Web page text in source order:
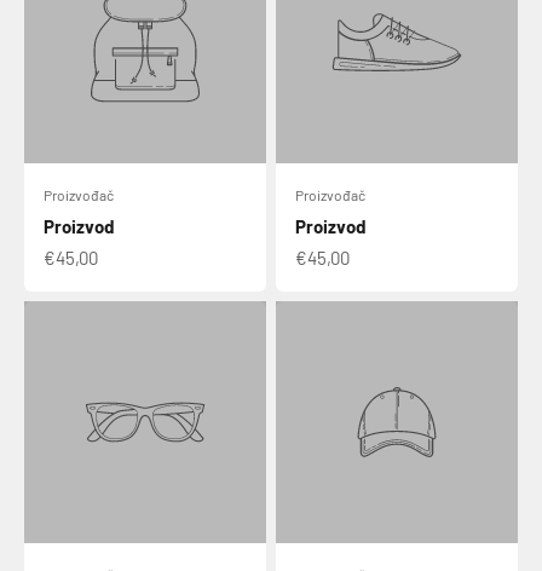
Proizvođač
Proizvod
€45,00
Proizvođač
Proizvod
€45,00